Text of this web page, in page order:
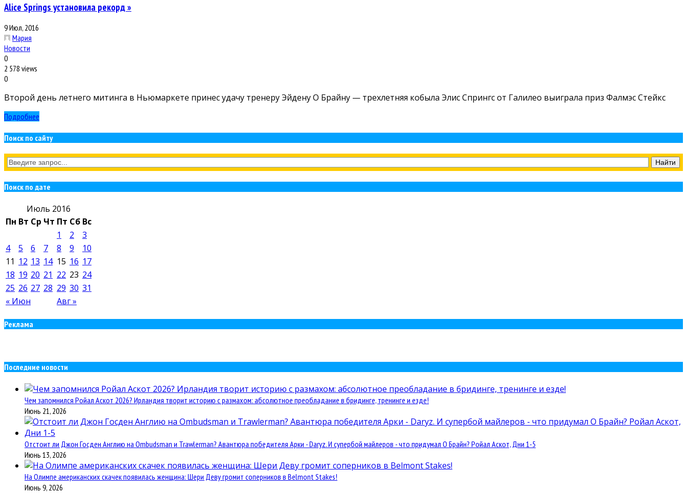
Alice Springs установила рекорд »
9 Июл, 2016
Мария
Новости
0
2 578 views
0
Второй день летнего митинга в Ньюмаркете принес удачу тренеру Эйдену О Брайну — трехлетняя кобыла Элис Спрингс от Галилео выиграла приз Фалмэс Стейкс
Подробнее
Поиск по сайту
Поиск по дате
Июль 2016
Пн Вт Ср Чт Пт Сб Вс
« Июн Авг »
1 2
3
4
5 6 7 8 9
10
11 12 13 14 15 16 17
18 19 20 21 22 23 24
25 26 27 28 29 30 31
Реклама
Последние новости
Чем запомнился Ройал Аскот 2026? Ирландия творит историю с размахом: абсолютное преобладание в бридинге, тренинге и езде!
Июнь 21, 2026
Отстоит ли Джон Госден Англию на Ombudsman и Trawlerman? Авантюра победителя Арки - Daryz. И супербой майлеров - что придумал О Брайн? Ройал Аскот, Дни 1-5
Июнь 13, 2026
На Олимпе американских скачек появилась женщина: Шери Деву громит соперников в Belmont Stakes!
Июнь 9, 2026